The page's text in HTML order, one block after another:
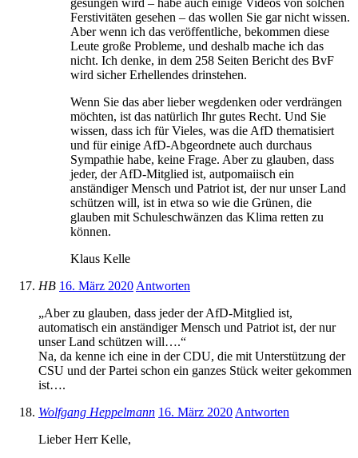
Ferstivitäten gesehen – das wollen Sie gar nicht wissen.
Aber wenn ich das veröffentliche, bekommen diese
Leute große Probleme, und deshalb mache ich das
nicht. Ich denke, in dem 258 Seiten Bericht des BvF
wird sicher Erhellendes drinstehen.
Wenn Sie das aber lieber wegdenken oder verdrängen
möchten, ist das natürlich Ihr gutes Recht. Und Sie
wissen, dass ich für Vieles, was die AfD thematisiert
und für einige AfD-Abgeordnete auch durchaus
Sympathie habe, keine Frage. Aber zu glauben, dass
jeder, der AfD-Mitglied ist, autpomaiisch ein
anständiger Mensch und Patriot ist, der nur unser Land
schützen will, ist in etwa so wie die Grünen, die
glauben mit Schuleschwänzen das Klima retten zu
können.
Klaus Kelle
HB 16. März 2020 Antworten
„Aber zu glauben, dass jeder der AfD-Mitglied ist,
automatisch ein anständiger Mensch und Patriot ist, der nur
unser Land schützen will….“
Na, da kenne ich eine in der CDU, die mit Unterstützung der
CSU und der Partei schon ein ganzes Stück weiter gekommen
ist….
Wolfgang Heppelmann 16. März 2020 Antworten
Lieber Herr Kelle,